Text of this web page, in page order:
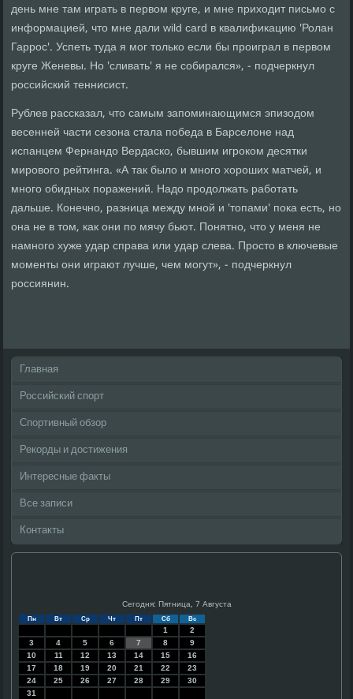
день мне там играть в первом круге, и мне приходит письмо с
информацией, что мне дали wild card в квалификацию 'Ролан
Гаррос'. Успеть туда я мог только если бы проиграл в первом
круге Женевы. Но 'сливать' я не собирался», - подчеркнул
российский теннисист.
Рублев рассказал, что самым запоминающимся эпизодом
весенней части сезона стала победа в Барселоне над
испанцем Фернандо Вердаско, бывшим игроком десятки
мирового рейтинга. «А так было и много хороших матчей, и
много обидных поражений. Надо продолжать работать
дальше. Конечно, разница между мной и 'топами' пока есть, но
она не в том, как они по мячу бьют. Понятно, что у меня не
намного хуже удар справа или удар слева. Просто в ключевые
моменты они играют лучше, чем могут», - подчеркнул
россиянин.
Главная
Российский спорт
Спортивный обзор
Рекорды и достижения
Интересные факты
Все записи
Контакты
Сегодня: Пятница, 7 Августа
Пн Вт Ср Чт Пт Сб Вс
1
2
3
4 5 6 7 8
9
10
11 12 13 14 15
16
17
18 19 20 21 22
23
24
25 26 27 28 29
30
31